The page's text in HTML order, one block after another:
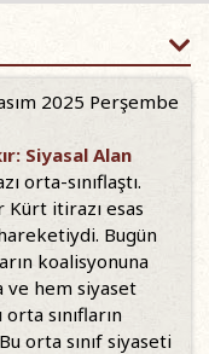
2025 Perşembe
Siyasal Alan
orta-sınıflaştı.
Kürt itirazı esas
Bugün
koalisyonuna
ve hem siyaset
sınıfların
orta sınıf siyaseti